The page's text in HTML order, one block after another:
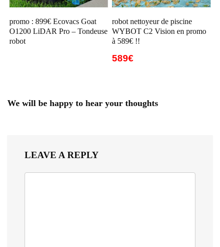
promo : 899€ Ecovacs Goat
O1200 LiDAR Pro – Tondeuse
robot
robot nettoyeur de piscine
WYBOT C2 Vision en promo
à 589€ !!
589€
We will be happy to hear your thoughts
LEAVE A REPLY